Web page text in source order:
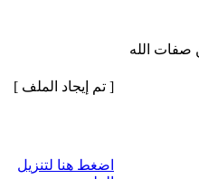
الله
[ تم إيجاد الملف ]
اضغط هنا لتنزيل